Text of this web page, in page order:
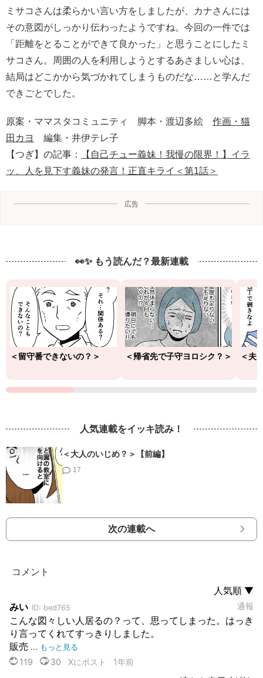
ミサコさんは柔らかい言い方をしましたが、カナさんには
その意図がしっかり伝わったようですね。今回の一件では
「距離をとることができて良かった」と思うことにしたミ
サコさん。周囲の人を利用しようとするあさましい心は、
結局はどこかから気づかれてしまうものだな……と学んだ
できごとでした。
原案・ママスタコミュニティ 脚本・渡辺多絵 作画・猫
田カヨ
編集・井伊テレ子
【つぎ】の記事：
【自己チュー義妹！我慢の限界！】イラ
ッ、人を見下す義妹の発言！正直キライ＜第1話＞
広告
👀✨ もう読んだ？最新連載
＜留守番できないの？＞ ＜帰省先で子守ヨロシク？＞ ＜夫
人気連載をイッキ読み！
＜大人のいじめ？＞【前編】
17
次の連載へ